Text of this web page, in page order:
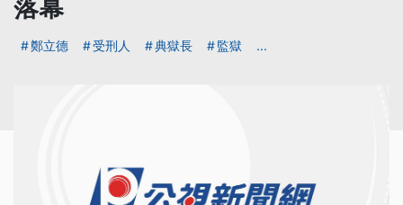
落幕
鄭立德 受刑人 典獄長 監獄 ...